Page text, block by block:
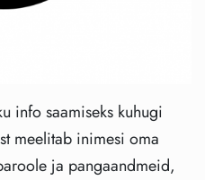
info saamiseks kuhugi
meelitab inimesi oma
ja pangaandmeid,